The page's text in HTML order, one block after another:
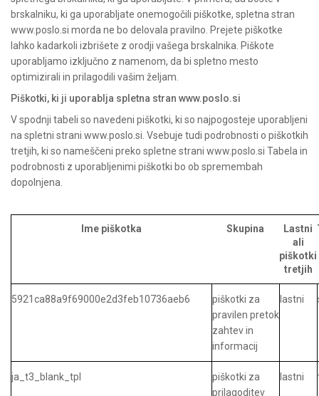
brskalniku, ki ga uporabljate onemogočili piškotke, spletna stran
www.poslo.si morda ne bo delovala pravilno. Prejete piškotke
lahko kadarkoli izbrišete z orodji vašega brskalnika. Piškote
uporabljamo izključno z namenom, da bi spletno mesto
optimizirali in prilagodili vašim željam.
Piškotki, ki ji uporablja spletna stran www.poslo.si
V spodnji tabeli so navedeni piškotki, ki so najpogosteje uporabljeni
na spletni strani www.poslo.si. Vsebuje tudi podrobnosti o piškotkih
tretjih, ki so nameščeni preko spletne strani www.poslo.si Tabela in
podrobnosti z uporabljenimi piškotki bo ob spremembah
dopolnjena.
Ime piškotka Skupina
Lastni
ali
piškotki
tretjih
5921ca88a9f69000e2d3feb10736aeb6
piškotki za
pravilen pretok
zahtev in
informacij
lastni
ja_t3_blank_tpl
piškotki za
prilagoditev
lastni